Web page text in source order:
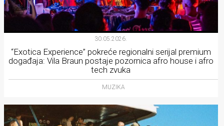
30.05.2026.
“Exotica Experience” pokreće regionalni serijal premium
događaja: Vila Braun postaje pozornica afro house i afro
tech zvuka
MUZIKA